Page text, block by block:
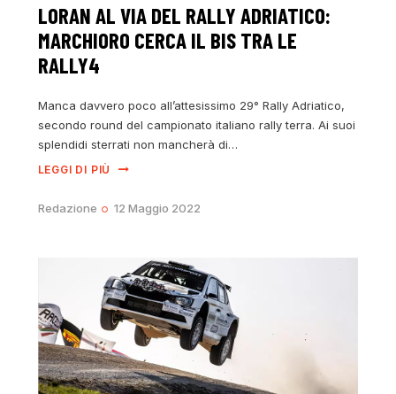
LORAN AL VIA DEL RALLY ADRIATICO:
MARCHIORO CERCA IL BIS TRA LE
RALLY4
Manca davvero poco all’attesissimo 29° Rally Adriatico,
secondo round del campionato italiano rally terra. Ai suoi
splendidi sterrati non mancherà di…
LEGGI DI PIÙ
Redazione 12 Maggio 2022